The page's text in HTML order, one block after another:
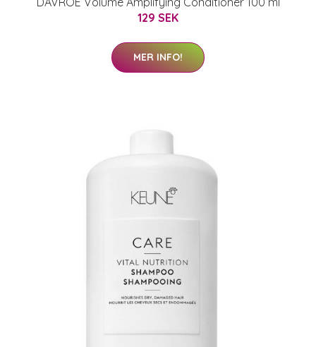
129 SEK
MER INFO!